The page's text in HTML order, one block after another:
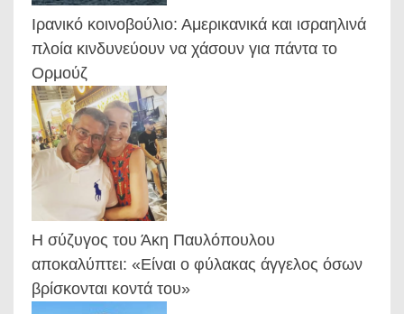
Ιρανικό κοινοβούλιο: Αμερικανικά και ισραηλινά
πλοία κινδυνεύουν να χάσουν για πάντα το
Ορμούζ
Η σύζυγος του Άκη Παυλόπουλου
αποκαλύπτει: «Είναι ο φύλακας άγγελος όσων
βρίσκονται κοντά του»